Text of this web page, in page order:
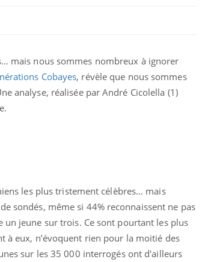
mais nous sommes nombreux à ignorer
Cobayes, révèle que nous sommes
analyse, réalisée par André Cicolella (1)
les plus tristement célèbres… mais
sondés, même si 44% reconnaissent ne pas
jeune sur trois. Ce sont pourtant les plus
à eux, n’évoquent rien pour la moitié des
sur les 35 000 interrogés ont d'ailleurs